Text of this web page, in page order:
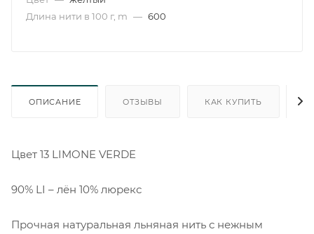
Длина нити в 100 г, m — 600
ОПИСАНИЕ ОТЗЫВЫ КАК КУПИТЬ
Цвет 13 LIMONE VERDE
90% LI – лён 10% люрекс
Прочная натуральная льняная нить с нежным